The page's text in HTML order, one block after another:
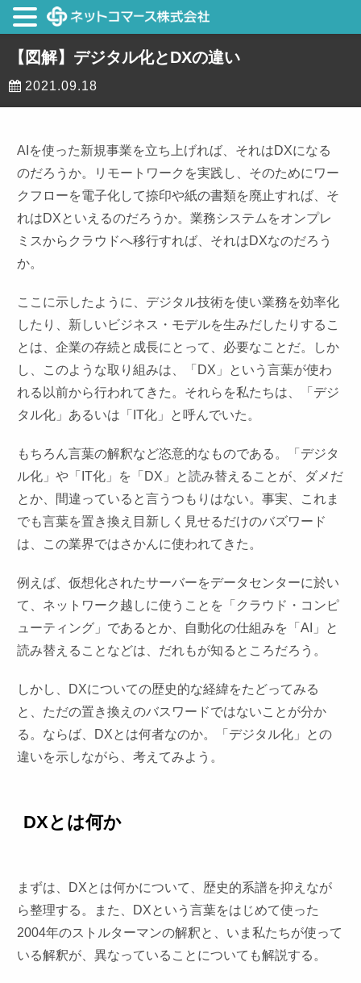
【図解】デジタル化とDXの違い
2021.09.18
AIを使った新規事業を立ち上げれば、それはDXになる
のだろうか。リモートワークを実践し、そのためにワー
クフローを電子化して捺印や紙の書類を廃止すれば、そ
れはDXといえるのだろうか。業務システムをオンプレ
ミスからクラウドへ移行すれば、それはDXなのだろう
か。
ここに示したように、デジタル技術を使い業務を効率化
したり、新しいビジネス・モデルを生みだしたりするこ
とは、企業の存続と成長にとって、必要なことだ。しか
し、このような取り組みは、「DX」という言葉が使わ
れる以前から行われてきた。それらを私たちは、「デジ
タル化」あるいは「IT化」と呼んでいた。
もちろん言葉の解釈など恣意的なものである。「デジタ
ル化」や「IT化」を「DX」と読み替えることが、ダメだ
とか、間違っていると言うつもりはない。事実、これま
でも言葉を置き換え目新しく見せるだけのバズワード
は、この業界ではさかんに使われてきた。
例えば、仮想化されたサーバーをデータセンターに於い
て、ネットワーク越しに使うことを「クラウド・コンピ
ューティング」であるとか、自動化の仕組みを「AI」と
読み替えることなどは、だれもが知るところだろう。
しかし、DXについての歴史的な経緯をたどってみる
と、ただの置き換えのバスワードではないことが分か
る。ならば、DXとは何者なのか。「デジタル化」との
違いを示しながら、考えてみよう。
DXとは何か
まずは、DXとは何かについて、歴史的系譜を抑えなが
ら整理する。また、DXという言葉をはじめて使った
2004年のストルターマンの解釈と、いま私たちが使って
いる解釈が、異なっていることについても解説する。